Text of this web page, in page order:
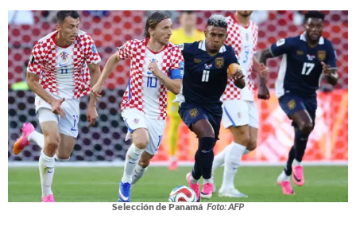
Selección de Panamá Foto: AFP